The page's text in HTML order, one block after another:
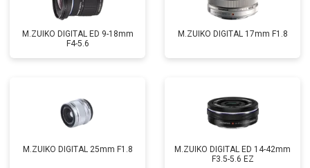
M.ZUIKO DIGITAL ED 9-18mm
F4-5.6
M.ZUIKO DIGITAL 17mm F1.8
M.ZUIKO DIGITAL 25mm F1.8
M.ZUIKO DIGITAL ED 14-42mm
F3.5-5.6 EZ